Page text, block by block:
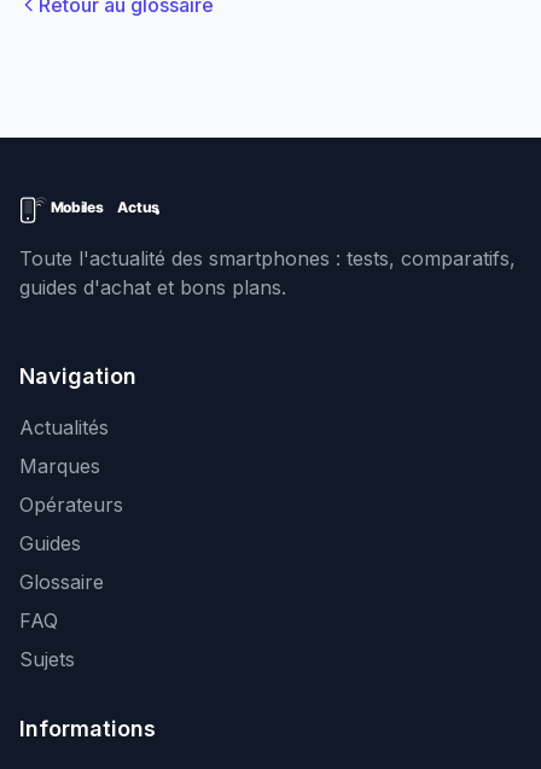
Retour au glossaire
Toute l'actualité des smartphones : tests, comparatifs,
guides d'achat et bons plans.
Navigation
Actualités
Marques
Opérateurs
Guides
Glossaire
FAQ
Sujets
Informations